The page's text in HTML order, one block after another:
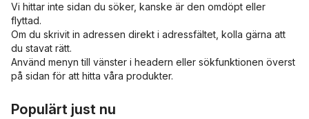
Vi hittar inte sidan du söker, kanske är den omdöpt eller
flyttad.
Om du skrivit in adressen direkt i adressfältet, kolla gärna att
du stavat rätt.
Använd menyn till vänster i headern eller sökfunktionen överst
på sidan för att hitta våra produkter.
Populärt just nu